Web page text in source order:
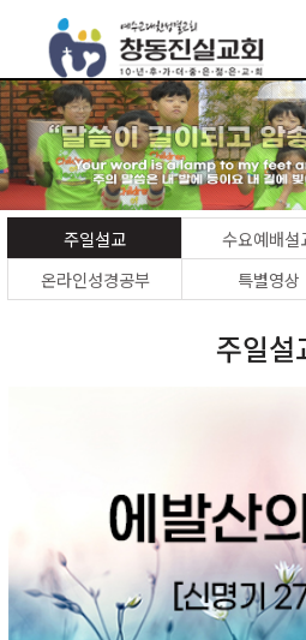
주일설교 수요예배설
온라인성경공부
특별영상
주일설